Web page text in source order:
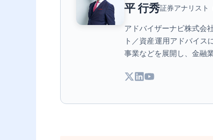
平 行秀証券アナリスト
アドバイザーナビ株式会
ト／資産運用アドバイ
事業などを展開し、金融